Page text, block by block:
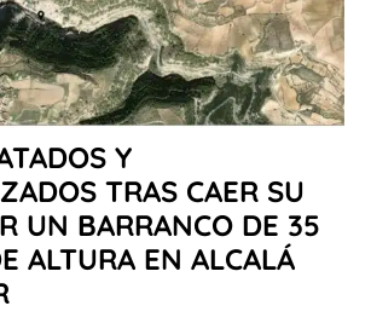
Y
TRAS CAER SU
UN BARRANCO DE 35
ALTURA EN ALCALÁ